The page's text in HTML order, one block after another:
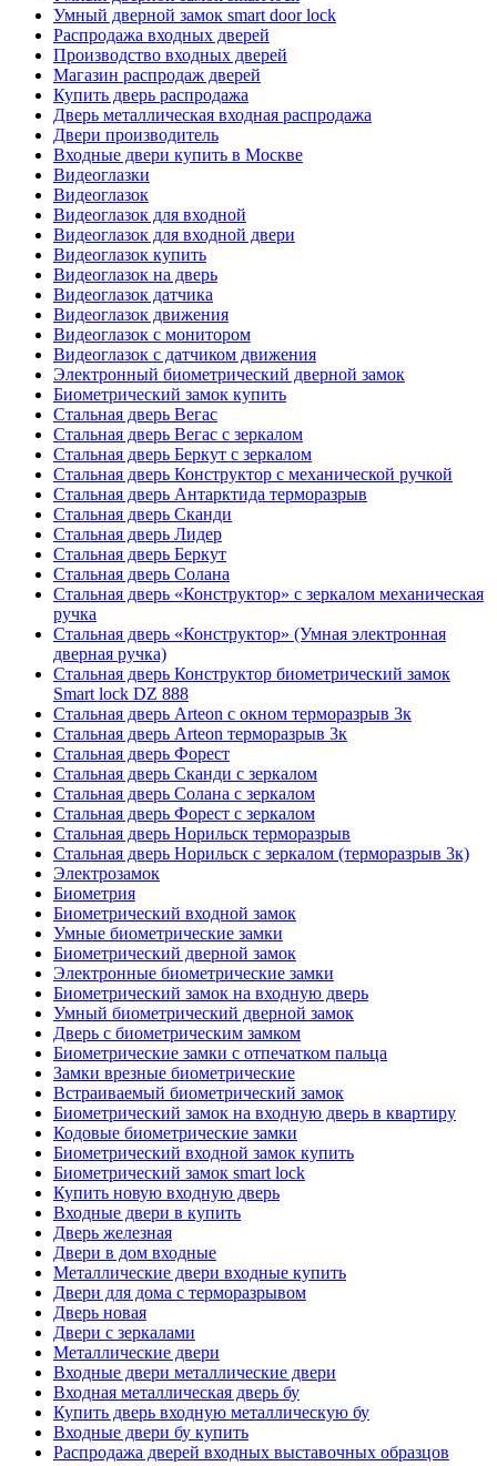
Умный дверной замок smart door lock
Распродажа входных дверей
Производство входных дверей
Магазин распродаж дверей
Купить дверь распродажа
Дверь металлическая входная распродажа
Двери производитель
Входные двери купить в Москве
Видеоглазки
Видеоглазок
Видеоглазок для входной
Видеоглазок для входной двери
Видеоглазок купить
Видеоглазок на дверь
Видеоглазок датчика
Видеоглазок движения
Видеоглазок с монитором
Видеоглазок с датчиком движения
Электронный биометрический дверной замок
Биометрический замок купить
Стальная дверь Вегас
Стальная дверь Вегас с зеркалом
Стальная дверь Беркут с зеркалом
Стальная дверь Конструктор с механической ручкой
Стальная дверь Антарктида терморазрыв
Стальная дверь Сканди
Стальная дверь Лидер
Стальная дверь Беркут
Стальная дверь Солана
Стальная дверь «Конструктор» с зеркалом механическая
ручка
Стальная дверь «Конструктор» (Умная электронная
дверная ручка)
Стальная дверь Конструктор биометрический замок
Smart lock DZ 888
Стальная дверь Arteon с окном терморазрыв 3к
Стальная дверь Arteon терморазрыв 3к
Стальная дверь Форест
Стальная дверь Сканди с зеркалом
Стальная дверь Солана с зеркалом
Стальная дверь Форест с зеркалом
Стальная дверь Норильск терморазрыв
Стальная дверь Норильск с зеркалом (терморазрыв 3к)
Электрозамок
Биометрия
Биометрический входной замок
Умные биометрические замки
Биометрический дверной замок
Электронные биометрические замки
Биометрический замок на входную дверь
Умный биометрический дверной замок
Дверь с биометрическим замком
Биометрические замки с отпечатком пальца
Замки врезные биометрические
Встраиваемый биометрический замок
Биометрический замок на входную дверь в квартиру
Кодовые биометрические замки
Биометрический входной замок купить
Биометрический замок smart lock
Купить новую входную дверь
Входные двери в купить
Дверь железная
Двери в дом входные
Металлические двери входные купить
Двери для дома с терморазрывом
Дверь новая
Двери с зеркалами
Металлические двери
Входные двери металлические двери
Входная металлическая дверь бу
Купить дверь входную металлическую бу
Входные двери бу купить
Распродажа дверей входных выставочных образцов